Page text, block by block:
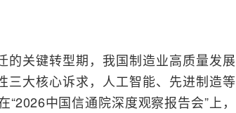
的关键转型期，我国制造业高质量发展
大核心诉求， 人工智能、先进制造等
“2026中国信通院深度观察报告会”上，